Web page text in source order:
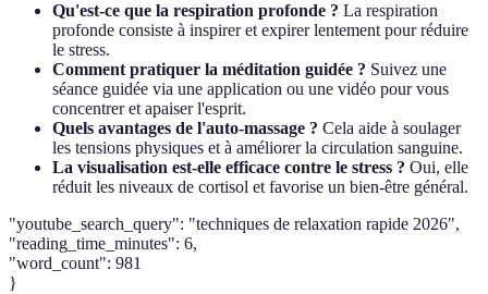
Qu'est-ce que la respiration profonde ? La respiration
profonde consiste à inspirer et expirer lentement pour réduire
le stress.
Comment pratiquer la méditation guidée ? Suivez une
séance guidée via une application ou une vidéo pour vous
concentrer et apaiser l'esprit.
Quels avantages de l'auto-massage ? Cela aide à soulager
les tensions physiques et à améliorer la circulation sanguine.
La visualisation est-elle efficace contre le stress ? Oui, elle
réduit les niveaux de cortisol et favorise un bien-être général.
"youtube_search_query": "techniques de relaxation rapide 2026",
"reading_time_minutes": 6,
"word_count": 981
}